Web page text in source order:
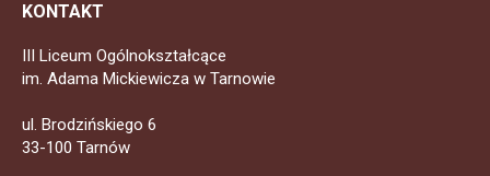
KONTAKT
III Liceum Ogólnokształcące
im. Adama Mickiewicza w Tarnowie
ul. Brodzińskiego 6
33-100 Tarnów